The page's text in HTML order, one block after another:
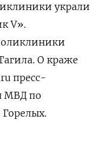
украли
V».
О краже
пресс-
МВД по